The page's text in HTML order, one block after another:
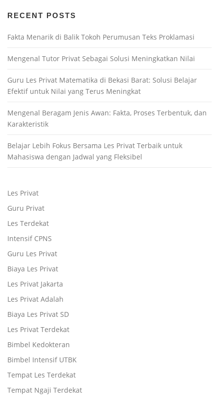
RECENT POSTS
Fakta Menarik di Balik Tokoh Perumusan Teks Proklamasi
Mengenal Tutor Privat Sebagai Solusi Meningkatkan Nilai
Guru Les Privat Matematika di Bekasi Barat: Solusi Belajar
Efektif untuk Nilai yang Terus Meningkat
Mengenal Beragam Jenis Awan: Fakta, Proses Terbentuk, dan
Karakteristik
Belajar Lebih Fokus Bersama Les Privat Terbaik untuk
Mahasiswa dengan Jadwal yang Fleksibel
Les Privat
Guru Privat
Les Terdekat
Intensif CPNS
Guru Les Privat
Biaya Les Privat
Les Privat Jakarta
Les Privat Adalah
Biaya Les Privat SD
Les Privat Terdekat
Bimbel Kedokteran
Bimbel Intensif UTBK
Tempat Les Terdekat
Tempat Ngaji Terdekat